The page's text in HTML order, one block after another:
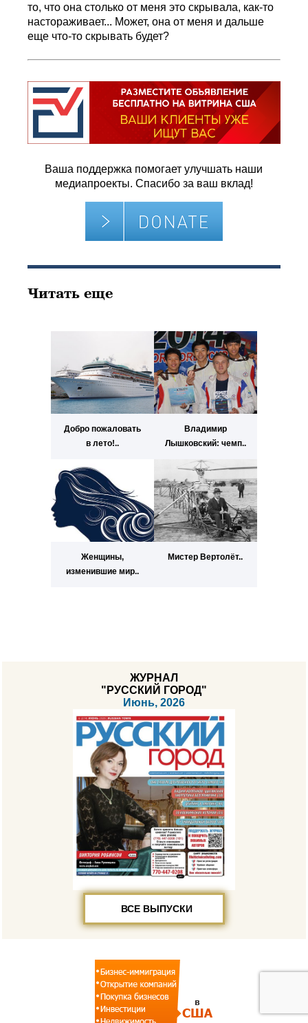
то, что она столько от меня это скрывала, как-то
настораживает... Может, она от меня и дальше
еще что-то скрывать будет?
Ваша поддержка помогает улучшать наши
медиапроекты. Спасибо за ваш вклад!
Читать еще
Добро пожаловать
в лето!..
Владимир
Лышковский: чемп..
Женщины,
изменившие мир..
Мистер Вертолёт..
ЖУРНАЛ
"РУССКИЙ ГОРОД"
Июнь, 2026
ВСЕ ВЫПУСКИ